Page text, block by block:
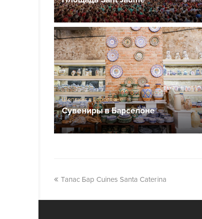
Шоппинг в Барселоне
Сувениры в Барселоне
Тапас Бар Cuines Santa Caterina